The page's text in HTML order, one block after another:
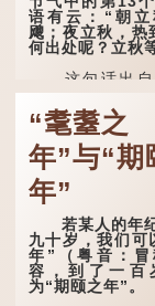
语有云：“朝
飕；夜立秋，热
何出处呢？立秋
这句话出自
《四民月令》：
冷飕飕；夜立
头”。到了清代
《清嘉录》里记
时，也引用了这
过当地百姓的
是“朝立秋，渹
秋，热吽吽”。
有不同，但意思
那么，这句话
准呢？它反映了
朴素观察：如
确...
“耄耋之
年”与“期
年”
若某人的年纪
九十岁，我们可
年”（粤音：
容，到了一百
为“期颐之年”。